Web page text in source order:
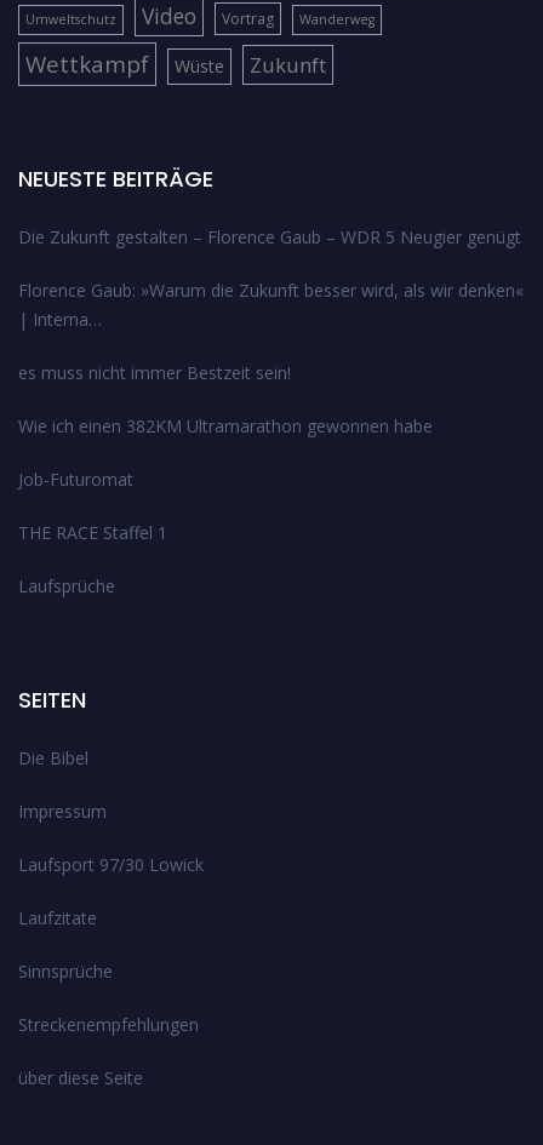
Umweltschutz Video Vortrag Wanderweg
Wettkampf Wüste Zukunft
NEUESTE BEITRÄGE
Die Zukunft gestalten – Florence Gaub – WDR 5 Neugier genügt
Florence Gaub: »Warum die Zukunft besser wird, als wir denken«
| Interna…
es muss nicht immer Bestzeit sein!
Wie ich einen 382KM Ultramarathon gewonnen habe
Job-Futuromat
THE RACE Staffel 1
Laufsprüche
SEITEN
Die Bibel
Impressum
Laufsport 97/30 Lowick
Laufzitate
Sinnsprüche
Streckenempfehlungen
über diese Seite